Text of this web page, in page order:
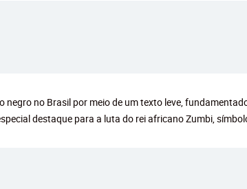
no Brasil por meio de um texto leve,
destaque para a luta do rei africano Zumbi,